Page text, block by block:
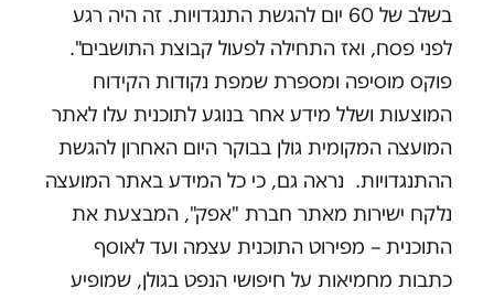
בשלב של 60 יום להגשת התנגדויות. זה היה רגע
לפני פסח, ואז התחילה לפעול קבוצת התושבים".
פוקס מוסיפה ומספרת שמפת נקודות הקידוח
המוצעות ושלל מידע אחר בנוגע לתוכנית עלו לאתר
המועצה המקומית גולן בבוקר היום האחרון להגשת
ההתנגדויות. נראה גם, כי כל המידע באתר המועצה
נלקח ישירות מאתר חברת "אפק", המבצעת את
התוכנית – מפירוט התוכנית עצמה ועד לאוסף
כתבות מחמיאות על חיפושי הנפט בגולן, שמופיע